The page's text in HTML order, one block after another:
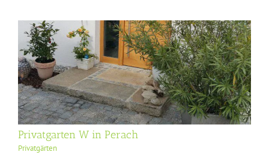
Privatgarten W in Perach
Privatgärten